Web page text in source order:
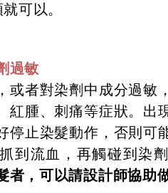
可以。
過敏
或者對染劑中成分過敏
紅腫、刺痛等症狀。出
停止染髮動作，否則可
到流血，再觸碰到染
者，可以請設計師協助